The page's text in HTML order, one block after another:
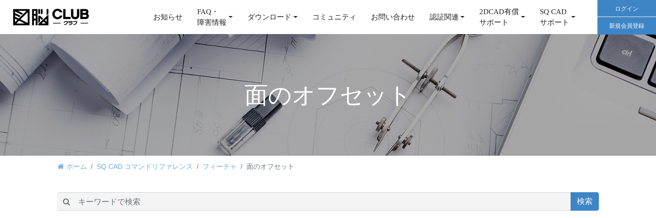
お知らせ
FAQ・
障害情報
ダウンロード コミュニティ お問い合わせ 認証関連
2DCAD有償
サポート
SQ CAD
サポート
ログイン
新規会員登録
面のオフセット
ホーム SQ CAD コマンドリファレンス フィーチャ 面のオフセット
検索